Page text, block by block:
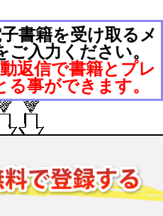
書籍を受け取るメ
入力ください。
返信で書籍とプレ
事ができます。